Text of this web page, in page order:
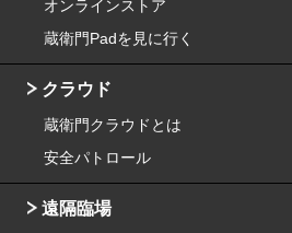
オンラインストア
蔵衛門Padを見に行く
クラウド
蔵衛門クラウドとは
安全パトロール
遠隔臨場